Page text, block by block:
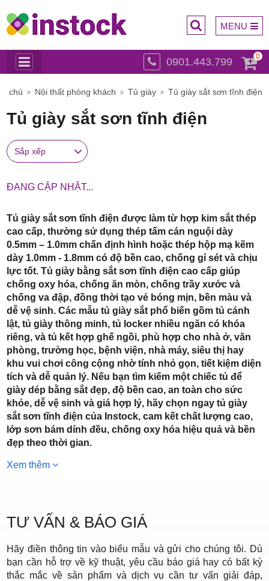
0901.443.799 0
MENU
Trụ sở
chính:
3/6D, ấp
Tiền Lân,
xã Bà
Điểm,
chủ Nội thất phòng khách Tủ giày Tủ giày sắt sơn tĩnh điện
Tủ giày sắt sơn tĩnh điện
Sắp xếp
ĐANG CẬP NHẬT...
Tủ giày sắt sơn tĩnh điện được làm từ hợp kim sắt thép
cao cấp, thường sử dụng thép tấm cán nguội dày
0.5mm – 1.0mm chấn định hình hoặc thép hộp mạ kẽm
dày 1.0mm - 1.8mm có độ bền cao, chống gỉ sét và chịu
lực tốt. Tủ giày bằng sắt sơn tĩnh điện cao cấp giúp
chống oxy hóa, chống ăn mòn, chống trầy xước và
chống va đập, đồng thời tạo vẻ bóng mịn, bền màu và
dễ vệ sinh. Các mẫu tủ giày sắt phổ biến gồm tủ cánh
lật, tủ giày thông minh, tủ locker nhiều ngăn có khóa
riêng, và tủ kết hợp ghế ngồi, phù hợp cho nhà ở, văn
phòng, trường học, bệnh viện, nhà máy, siêu thị hay
khu vui chơi công cộng nhờ tính nhỏ gọn, tiết kiệm diện
tích và dễ quản lý. Nếu bạn tìm kiếm một chiếc tủ để
giày dép bằng sắt đẹp, độ bền cao, an toàn cho sức
khỏe, dễ vệ sinh và giá hợp lý, hãy chọn ngay tủ giày
sắt sơn tĩnh điện của Instock, cam kết chất lượng cao,
lớp sơn bám dính đều, chống oxy hóa hiệu quả và bền
đẹp theo thời gian.
Xem thêm
TƯ VẤN & BÁO GIÁ
Hãy điền thông tin vào biểu mẫu và gửi cho chúng tôi. Dù
bạn cần hỗ trợ về kỹ thuật, yêu cầu báo giá hay có bất kỳ
thắc mắc về sản phẩm và dịch vụ cần tư vấn giải đáp,